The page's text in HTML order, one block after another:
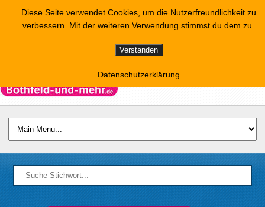
Diese Seite verwendet Cookies, um die Nutzerfreundlichkeit zu
verbessern. Mit der weiteren Verwendung stimmst du dem zu.
Verstanden
Datenschutzerklärung